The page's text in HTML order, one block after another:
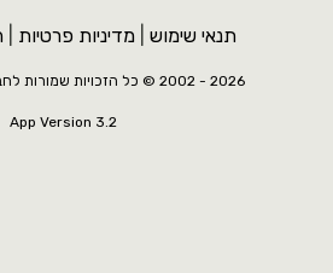
תנאי שימוש |מדיניות פרטיות
2026 - 2002 © כל הזכויות שמורות
App Version 3.2